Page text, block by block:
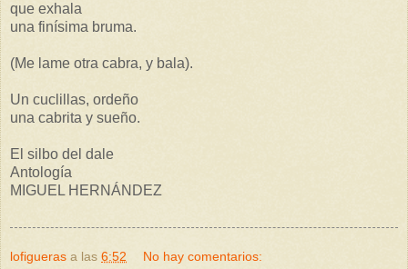
que exhala
una finísima bruma.
(Me lame otra cabra, y bala).
Un cuclillas, ordeño
una cabrita y sueño.
El silbo del dale
Antología
MIGUEL HERNÁNDEZ
lofigueras a las 6:52 No hay comentarios: